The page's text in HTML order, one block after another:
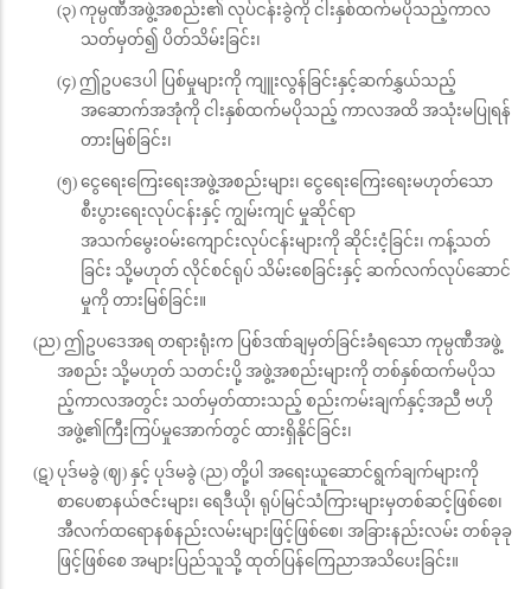
(၃) ကုမ္ပဏီအဖွဲ့အစည်း၏ လုပ်ငန်းခွဲကို ငါးနှစ်ထက်မပိုသည့်ကာလ
သတ်မှတ်၍ ပိတ်သိမ်းခြင်း၊
(၄) ဤဥပဒေပါ ပြစ်မှုများကို ကျူးလွန်ခြင်းနှင့်ဆက်နွှယ်သည့်
အဆောက်အအုံကို ငါးနှစ်ထက်မပိုသည့် ကာလအထိ အသုံးမပြုရန်
တားမြစ်ခြင်း၊
(၅) ငွေရေးကြေးရေးအဖွဲ့အစည်းများ၊ ငွေရေးကြေးရေးမဟုတ်သော
စီးပွားရေးလုပ်ငန်းနှင့် ကျွမ်းကျင် မှုဆိုင်ရာ
အသက်မွေးဝမ်းကျောင်းလုပ်ငန်းများကို ဆိုင်းငံ့ခြင်း၊ ကန့်သတ်
ခြင်း သို့မဟုတ် လိုင်စင်ရုပ် သိမ်းစေခြင်းနှင့် ဆက်လက်လုပ်ဆောင်
မှုကို တားမြစ်ခြင်း။
(ည) ဤဥပဒေအရ တရားရုံးက ပြစ်ဒဏ်ချမှတ်ခြင်းခံရသော ကုမ္ပဏီအဖွဲ့
အစည်း သို့မဟုတ် သတင်းပို့ အဖွဲ့အစည်းများကို တစ်နှစ်ထက်မပိုသ
ည့်ကာလအတွင်း သတ်မှတ်ထားသည့် စည်းကမ်းချက်နှင့်အညီ ဗဟို
အဖွဲ့၏ကြီးကြပ်မှုအောက်တွင် ထားရှိနိုင်ခြင်း၊
(ဋ) ပုဒ်မခွဲ (ဈ) နှင့် ပုဒ်မခွဲ (ည) တို့ပါ အရေးယူဆောင်ရွက်ချက်များကို
စာပေစာနယ်ဇင်းများ၊ ရေဒီယို၊ ရုပ်မြင်သံကြားများမှတစ်ဆင့်ဖြစ်စေ၊
အီလက်ထရောနစ်နည်းလမ်းများဖြင့်ဖြစ်စေ၊ အခြားနည်းလမ်း တစ်ခုခု
ဖြင့်ဖြစ်စေ အများပြည်သူသို့ ထုတ်ပြန်ကြေညာအသိပေးခြင်း။